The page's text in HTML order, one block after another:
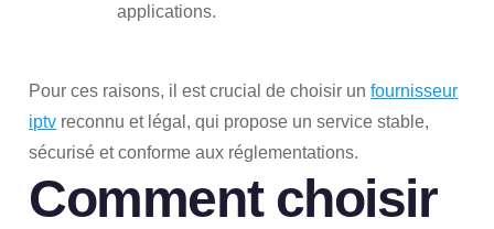
applications.
Pour ces raisons, il est crucial de choisir unfournisseur
iptv reconnu et légal, qui propose un service stable,
sécurisé et conforme aux réglementations.
Comment choisir